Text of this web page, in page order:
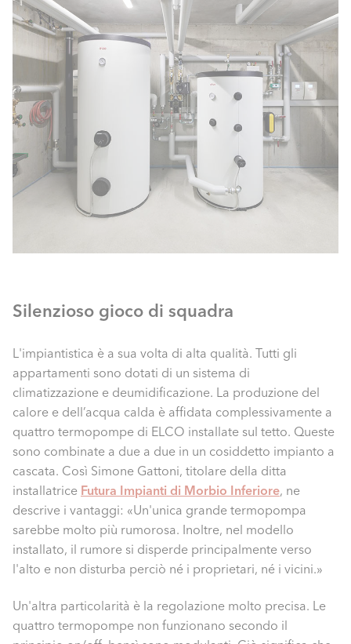
Silenzioso gioco di squadra
L'impiantistica è a sua volta di alta qualità. Tutti gli
appartamenti sono dotati di un sistema di
climatizzazione e deumidificazione. La produzione del
calore e dell’acqua calda è affidata complessivamente a
quattro termopompe di ELCO installate sul tetto. Queste
sono combinate a due a due in un cosiddetto impianto a
cascata. Così Simone Gattoni, titolare della ditta
installatrice Futura Impianti di Morbio Inferiore, ne
descrive i vantaggi: «Un'unica grande termopompa
sarebbe molto più rumorosa. Inoltre, nel modello
installato, il rumore si disperde principalmente verso
l'alto e non disturba perciò né i proprietari, né i vicini.»
Un'altra particolarità è la regolazione molto precisa. Le
quattro termopompe non funzionano secondo il